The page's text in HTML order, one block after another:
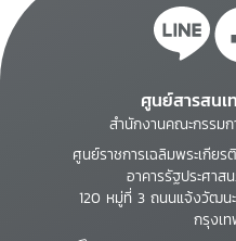
ศูนย์สารสน
สำนักงานคณะกรรม
ศูนย์ราชการเฉลิมพระเกีย
อาคารรัฐประศา
120 หมู่ที่ 3 ถนนแจ้งวัฒน
กรุงเ